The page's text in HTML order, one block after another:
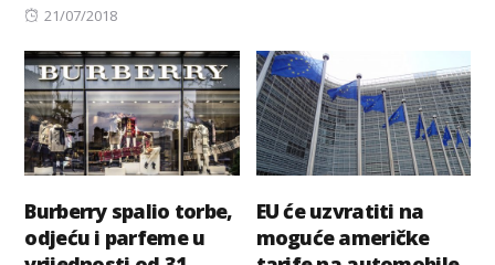
Posted
21/07/2018
Burberry spalio torbe,
odjeću i parfeme u
EU će uzvratiti na
moguće američke